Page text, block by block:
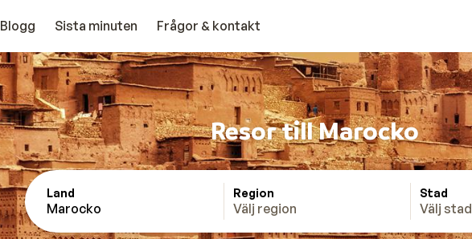
Blogg Sista minuten Frågor & kontakt
Resor till Marocko
Land
Marocko
Region
Välj region
Stad
Välj stad